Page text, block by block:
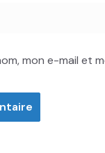
mon e-mail et